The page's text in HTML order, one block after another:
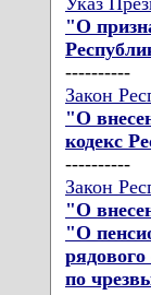
"О
----------
Закон
"О
кодекс
----------
Закон
"О
"О
по